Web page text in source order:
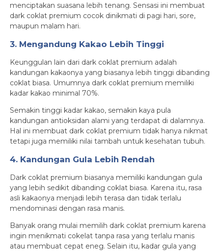
menciptakan suasana lebih tenang. Sensasi ini membuat
dark coklat premium cocok dinikmati di pagi hari, sore,
maupun malam hari.
3. Mengandung Kakao Lebih Tinggi
Keunggulan lain dari dark coklat premium adalah
kandungan kakaonya yang biasanya lebih tinggi dibanding
coklat biasa. Umumnya dark coklat premium memiliki
kadar kakao minimal 70%.
Semakin tinggi kadar kakao, semakin kaya pula
kandungan antioksidan alami yang terdapat di dalamnya.
Hal ini membuat dark coklat premium tidak hanya nikmat
tetapi juga memiliki nilai tambah untuk kesehatan tubuh.
4. Kandungan Gula Lebih Rendah
Dark coklat premium biasanya memiliki kandungan gula
yang lebih sedikit dibanding coklat biasa. Karena itu, rasa
asli kakaonya menjadi lebih terasa dan tidak terlalu
mendominasi dengan rasa manis.
Banyak orang mulai memilih dark coklat premium karena
ingin menikmati cokelat tanpa rasa yang terlalu manis
atau membuat cepat eneg. Selain itu, kadar gula yang